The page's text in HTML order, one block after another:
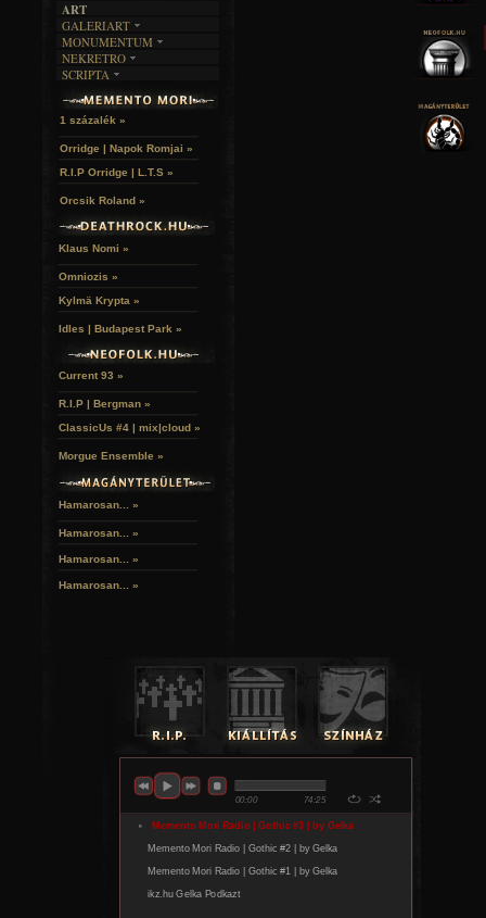
ART
GALERIART
ARTGALERI
KÉPREGÉNYEK
LAKÁSKULTS
MONUMENTUM
TEMETŐK
TEMPLOMOK
VÁRAK
HELYEK
NEKRETRO
SZUBKULT
FEKETE LYUK
RELIKVIÁK
SCRIPTA
NOVELLÁK
VERSEK
1 százalék »
Orridge | Napok Romjai »
R.I.P Orridge | L.T.S »
Orcsik Roland »
Klaus Nomi »
Omniozis »
Kylmä Krypta »
Idles | Budapest Park »
Current 93 »
R.I.P | Bergman »
ClassicUs #4 | mix|cloud »
Morgue Ensemble »
Hamarosan... »
Hamarosan... »
Hamarosan... »
Hamarosan... »